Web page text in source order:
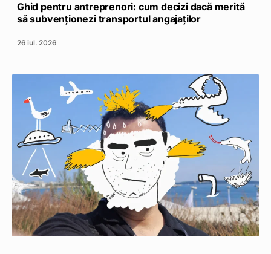
Ghid pentru antreprenori: cum decizi dacă merită
să subvenționezi transportul angajaților
26 iul. 2026